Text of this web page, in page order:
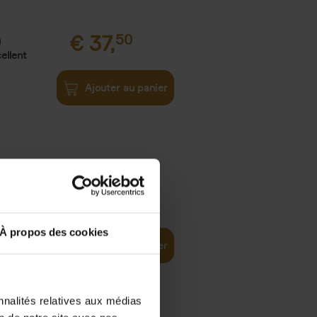
À propos des cookies
relatives aux médias
€ 37,50
Ajouter au panier
world 29,99
Ajouter au panier